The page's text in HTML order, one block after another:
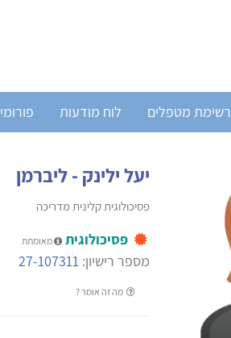
רשימת מטפלים לוח מודעות
יעל ילינק - ליברמן
פסיכולוגית קלינית מדריכה
פסיכולוגית מאומתת
מספר רישיון: 27-107311
מה זה אומר ?